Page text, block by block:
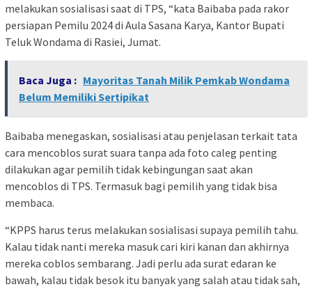
melakukan sosialisasi saat di TPS, “kata Baibaba pada rakor
persiapan Pemilu 2024 di Aula Sasana Karya, Kantor Bupati
Teluk Wondama di Rasiei, Jumat.
Baca Juga : Mayoritas Tanah Milik Pemkab Wondama
Belum Memiliki Sertipikat
Baibaba menegaskan, sosialisasi atau penjelasan terkait tata
cara mencoblos surat suara tanpa ada foto caleg penting
dilakukan agar pemilih tidak kebingungan saat akan
mencoblos di TPS. Termasuk bagi pemilih yang tidak bisa
membaca.
“KPPS harus terus melakukan sosialisasi supaya pemilih tahu.
Kalau tidak nanti mereka masuk cari kiri kanan dan akhirnya
mereka coblos sembarang. Jadi perlu ada surat edaran ke
bawah, kalau tidak besok itu banyak yang salah atau tidak sah,